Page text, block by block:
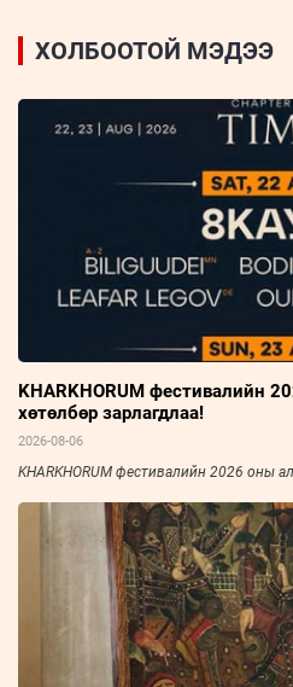
ХОЛБООТОЙ МЭДЭЭ
KHARKHORUM фестивалийн
хөтөлбөр зарлагдлаа!
2026-08-06
KHARKHORUM фестивалийн 2026 оны